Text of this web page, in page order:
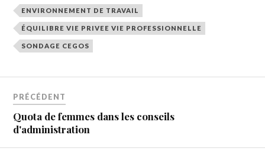
ENVIRONNEMENT DE TRAVAIL
ÉQUILIBRE VIE PRIVEE VIE PROFESSIONNELLE
SONDAGE CEGOS
PRÉCÉDENT
Quota de femmes dans les conseils
d'administration